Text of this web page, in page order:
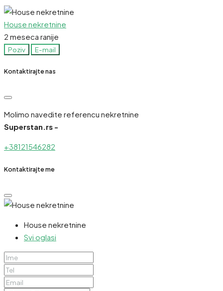
House nekretnine
2 meseca ranije
Poziv E-mail
Kontaktirajte nas
Molimo navedite referencu nekretnine
Superstan.rs -
+38121546282
Kontaktirajte me
House nekretnine
Svi oglasi